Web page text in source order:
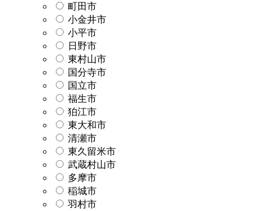
町田市
小金井市
小平市
日野市
東村山市
国分寺市
国立市
福生市
狛江市
東大和市
清瀬市
東久留米市
武蔵村山市
多摩市
稲城市
羽村市